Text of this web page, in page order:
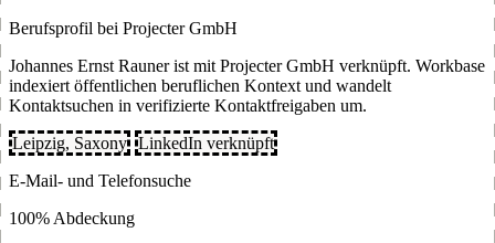
Berufsprofil bei Projecter GmbH
Johannes Ernst Rauner ist mit Projecter GmbH verknüpft. Workbase
indexiert öffentlichen beruflichen Kontext und wandelt
Kontaktsuchen in verifizierte Kontaktfreigaben um.
Leipzig, Saxony LinkedIn verknüpft
E-Mail- und Telefonsuche
100% Abdeckung